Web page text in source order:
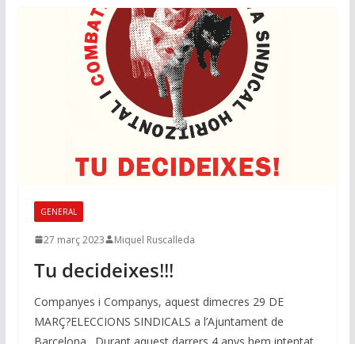
GENERAL
27 març 2023 Miquel Ruscalleda
Tu decideixes!!!
Companyes i Companys, aquest dimecres 29 DE
MARÇ?ELECCIONS SINDICALS a l’Ajuntament de